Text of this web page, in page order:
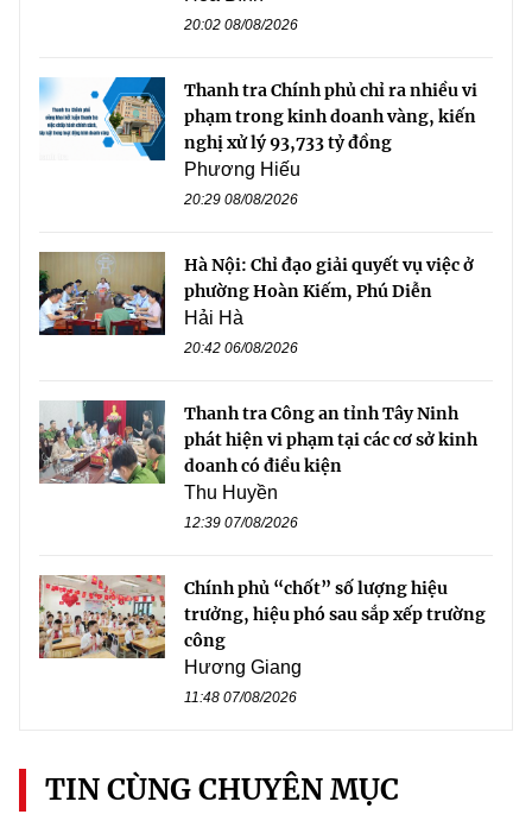
20:02 08/08/2026
Thanh tra Chính phủ chỉ ra nhiều vi
phạm trong kinh doanh vàng, kiến
nghị xử lý 93,733 tỷ đồng
Phương Hiếu
20:29 08/08/2026
Hà Nội: Chỉ đạo giải quyết vụ việc ở
phường Hoàn Kiếm, Phú Diễn
Hải Hà
20:42 06/08/2026
Thanh tra Công an tỉnh Tây Ninh
phát hiện vi phạm tại các cơ sở kinh
doanh có điều kiện
Thu Huyền
12:39 07/08/2026
Chính phủ “chốt” số lượng hiệu
trưởng, hiệu phó sau sắp xếp trường
công
Hương Giang
11:48 07/08/2026
TIN CÙNG CHUYÊN MỤC